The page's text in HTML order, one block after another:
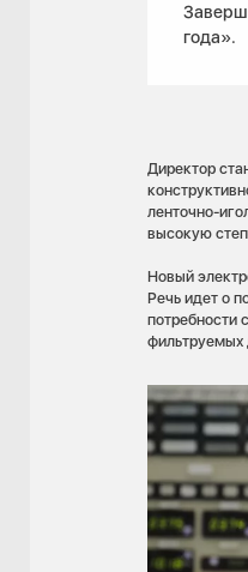
года».
Директор
ленточно-
высокую
Новый
Речь идет о
потребности
фильтруемых